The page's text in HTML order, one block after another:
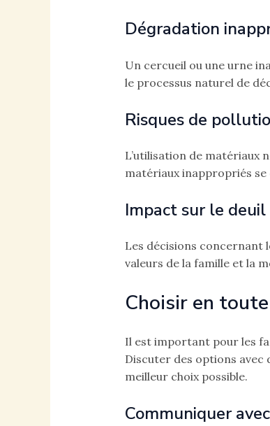
Dégradation
Un cercueil ou une urne
le processus naturel de
Risques de
L’utilisation de matériaux
matériaux inappropriés se
Impact sur le deuil
Les décisions concernant
valeurs de la famille et la
Choisir en
Il est important pour les
Discuter des options
meilleur choix possible.
Communiquer